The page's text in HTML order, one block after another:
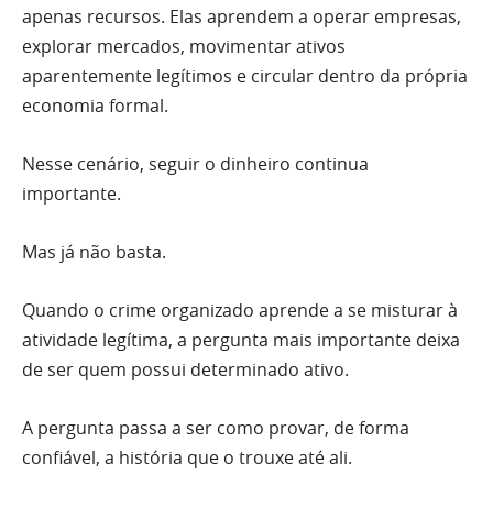
apenas recursos. Elas aprendem a operar empresas,
explorar mercados, movimentar ativos
aparentemente legítimos e circular dentro da própria
economia formal.
Nesse cenário, seguir o dinheiro continua
importante.
Mas já não basta.
Quando o crime organizado aprende a se misturar à
atividade legítima, a pergunta mais importante deixa
de ser quem possui determinado ativo.
A pergunta passa a ser como provar, de forma
confiável, a história que o trouxe até ali.